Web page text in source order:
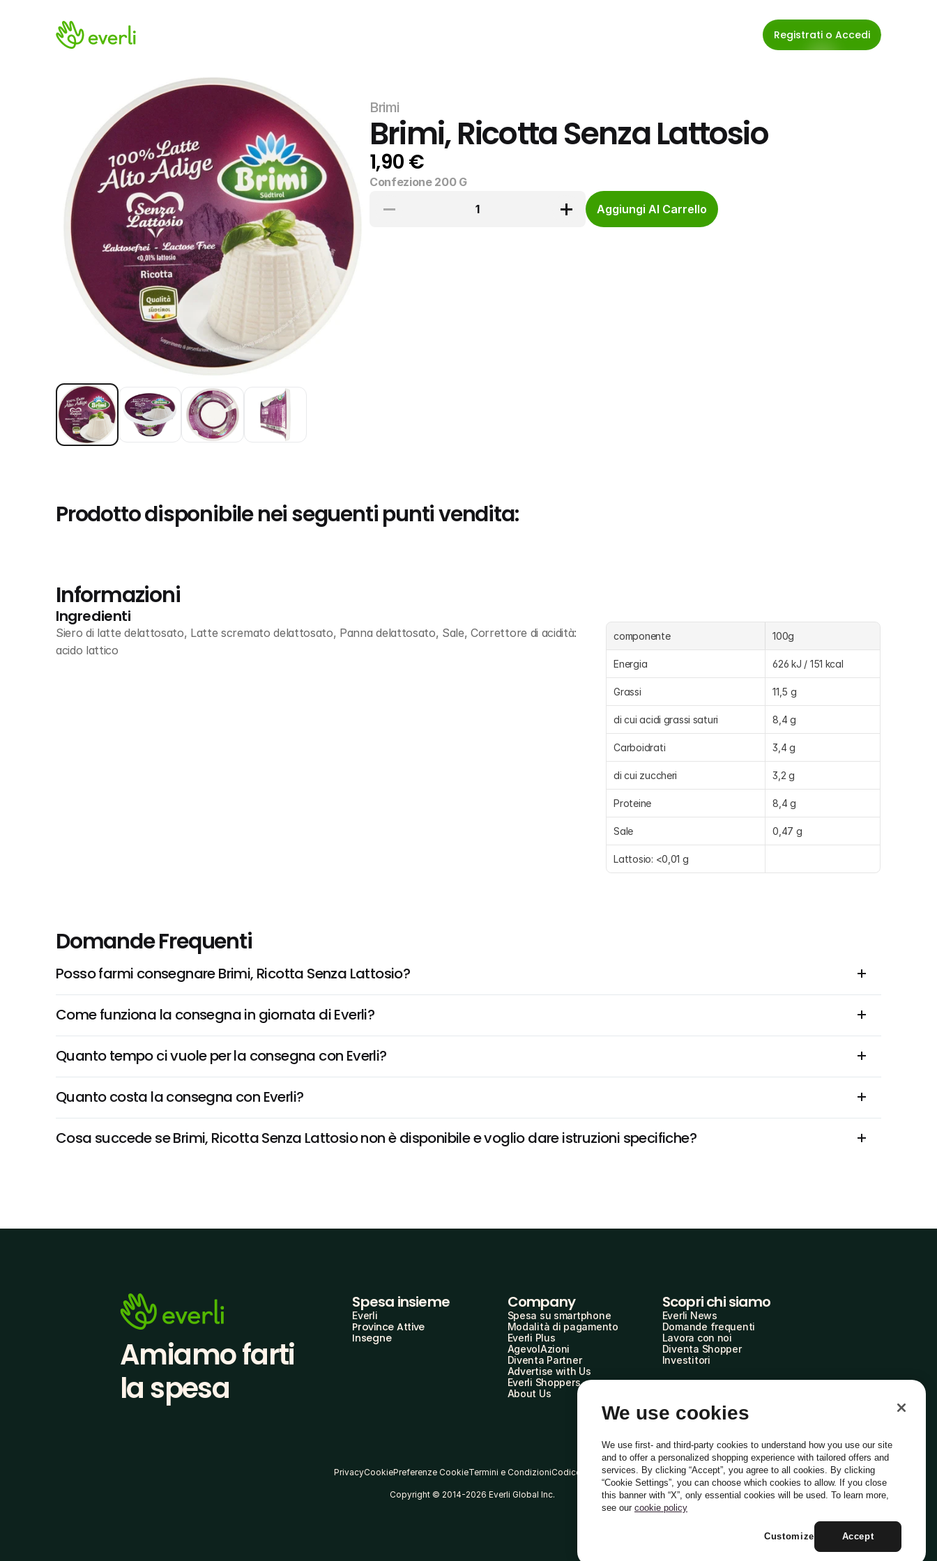
Registrati o Accedi
Brimi
Brimi, Ricotta Senza Lattosio
1,90 €
Confezione 200 G
1
Aggiungi Al Carrello
Prodotto disponibile nei seguenti punti vendita:
Informazioni
Ingredienti
Siero di latte delattosato, Latte scremato delattosato, Panna delattosato, Sale, Correttore di acidità:
acido lattico
componente 100g
Energia 626 kJ / 151 kcal
Grassi 11,5 g
di cui acidi grassi saturi 8,4 g
Carboidrati 3,4 g
di cui zuccheri 3,2 g
Proteine 8,4 g
Sale 0,47 g
Lattosio: <0,01 g
Domande Frequenti
Posso farmi consegnare Brimi, Ricotta Senza Lattosio?
Come funziona la consegna in giornata di Everli?
Quanto tempo ci vuole per la consegna con Everli?
Quanto costa la consegna con Everli?
Cosa succede se Brimi, Ricotta Senza Lattosio non è disponibile e voglio dare istruzioni specifiche?
Amiamo farti
la spesa
Spesa insieme
Everli
Province Attive
Insegne
Company
Spesa su smartphone
Modalità di pagamento
Everli Plus
AgevolAzioni
Diventa Partner
Advertise with Us
Everli Shoppers
About Us
Scopri chi siamo
Everli News
Domande frequenti
Lavora con noi
Diventa Shopper
Investitori
PrivacyCookiePreferenze CookieTermini e CondizioniCodice Etico
Copyright © 2014-2026 Everli Global Inc. Italiano
We use cookies
We use first- and third-party cookies to understand how you use our site
and to offer a personalized shopping experience with tailored offers and
services. By clicking “Accept”, you agree to all cookies. By clicking
“Cookie Settings”, you can choose which cookies to allow. If you close
this banner with “X”, only essential cookies will be used. To learn more,
see our cookie policy
Accept
Customize